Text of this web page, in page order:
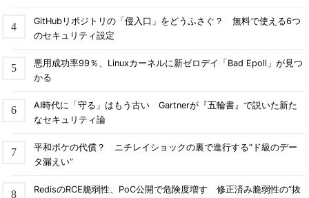
GitHubリポジトリの「侵入口」をどうふさぐ？ 無料で使える6つ
のセキュリティ設定
悪用成功率99％、Linuxカーネルに新ゼロデイ「Bad Epoll」が見つ
かる
AI時代に「守る」はもう古い Gartnerが『五輪書』で説いた新た
なセキュリティ論
平和ボケの代償？ ニチレイショックの裏で進行する“ド級のデー
タ漏えい”
RedisのRCE脆弱性、PoC公開で危険度増す 修正済み脆弱性の“抜